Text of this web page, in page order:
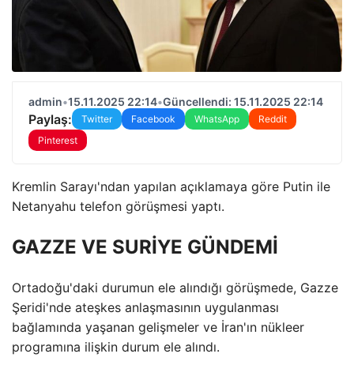
admin•15.11.2025 22:14•Güncellendi: 15.11.2025 22:14
Paylaş: Twitter Facebook WhatsApp
Reddit
Pinterest
Kremlin Sarayı'ndan yapılan açıklamaya göre Putin ile
Netanyahu telefon görüşmesi yaptı.
GAZZE VE SURİYE GÜNDEMİ
Ortadoğu'daki durumun ele alındığı görüşmede, Gazze
Şeridi'nde ateşkes anlaşmasının uygulanması
bağlamında yaşanan gelişmeler ve İran'ın nükleer
programına ilişkin durum ele alındı.